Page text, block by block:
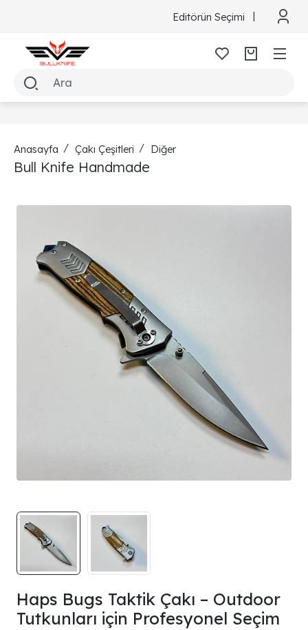
Editörün Seçimi
Anasayfa Çakı Çeşitleri Diğer
Bull Knife Handmade
Haps Bugs Taktik Çakı – Outdoor
Tutkunları için Profesyonel Seçim